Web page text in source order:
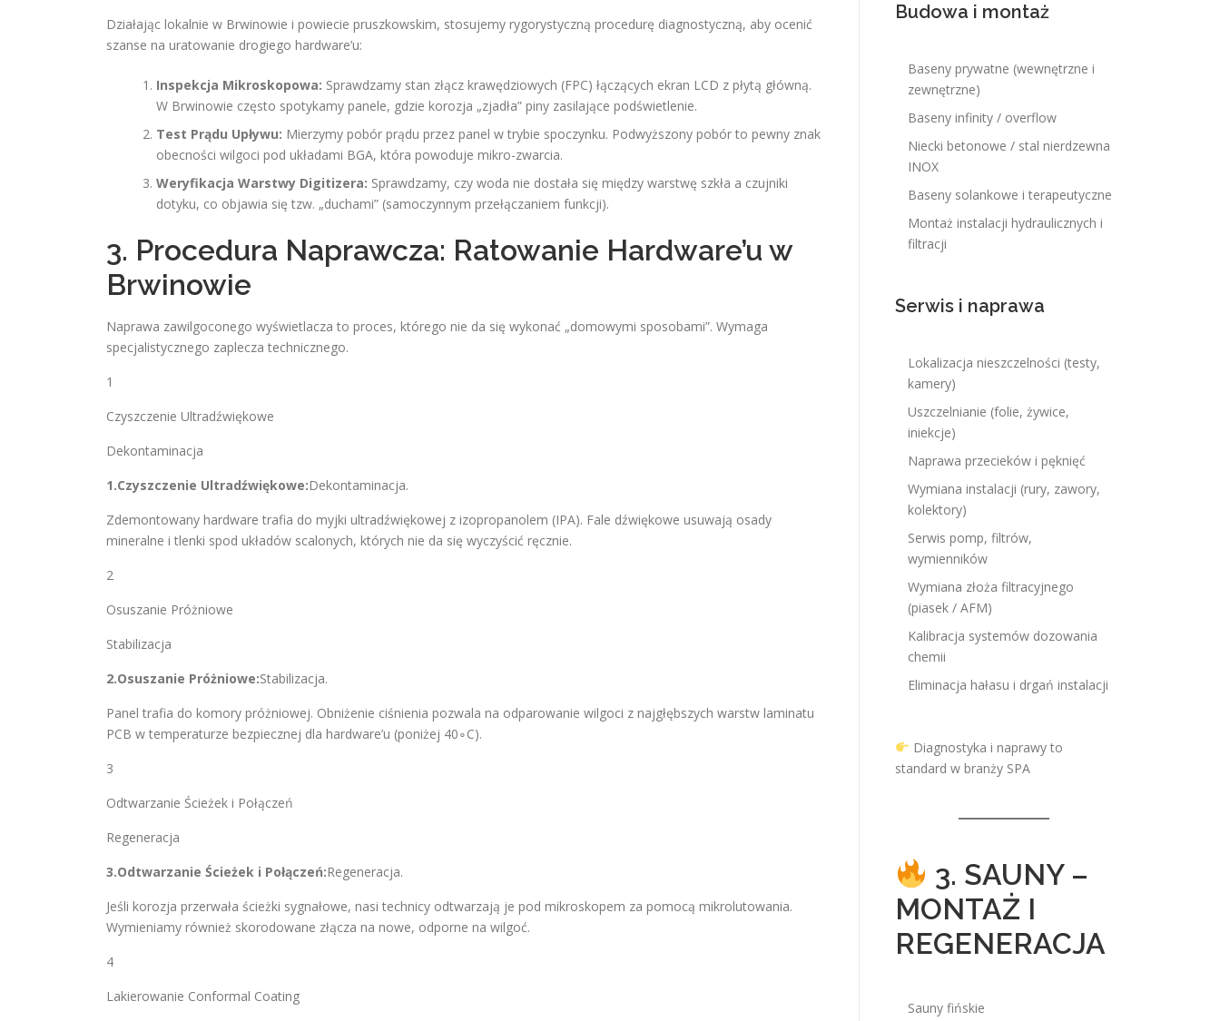
Działając lokalnie w Brwinowie i powiecie pruszkowskim, stosujemy rygorystyczną procedurę diagnostyczną, aby ocenić
szanse na uratowanie drogiego hardware’u:
Inspekcja Mikroskopowa: Sprawdzamy stan złącz krawędziowych (FPC) łączących ekran LCD z płytą główną.
W Brwinowie często spotykamy panele, gdzie korozja „zjadła” piny zasilające podświetlenie.
Test Prądu Upływu: Mierzymy pobór prądu przez panel w trybie spoczynku. Podwyższony pobór to pewny znak
obecności wilgoci pod układami BGA, która powoduje mikro-zwarcia.
Weryfikacja Warstwy Digitizera: Sprawdzamy, czy woda nie dostała się między warstwę szkła a czujniki
dotyku, co objawia się tzw. „duchami” (samoczynnym przełączaniem funkcji).
3. Procedura Naprawcza: Ratowanie Hardware’u w
Brwinowie
Naprawa zawilgoconego wyświetlacza to proces, którego nie da się wykonać „domowymi sposobami”. Wymaga
specjalistycznego zaplecza technicznego.
1
Czyszczenie Ultradźwiękowe
Dekontaminacja
1.Czyszczenie Ultradźwiękowe:Dekontaminacja.
Zdemontowany hardware trafia do myjki ultradźwiękowej z izopropanolem (IPA). Fale dźwiękowe usuwają osady
mineralne i tlenki spod układów scalonych, których nie da się wyczyścić ręcznie.
2
Osuszanie Próżniowe
Stabilizacja
2.Osuszanie Próżniowe:Stabilizacja.
Panel trafia do komory próżniowej. Obniżenie ciśnienia pozwala na odparowanie wilgoci z najgłębszych warstw laminatu
PCB w temperaturze bezpiecznej dla hardware’u (poniżej 40∘C).
3
Odtwarzanie Ścieżek i Połączeń
Regeneracja
3.Odtwarzanie Ścieżek i Połączeń:Regeneracja.
Jeśli korozja przerwała ścieżki sygnałowe, nasi technicy odtwarzają je pod mikroskopem za pomocą mikrolutowania.
Wymieniamy również skorodowane złącza na nowe, odporne na wilgoć.
4
Lakierowanie Conformal Coating
Budowa i montaż
Baseny prywatne (wewnętrzne i
zewnętrzne)
Baseny infinity / overflow
Niecki betonowe / stal nierdzewna
INOX
Baseny solankowe i terapeutyczne
Montaż instalacji hydraulicznych i
filtracji
Serwis i naprawa
Lokalizacja nieszczelności (testy,
kamery)
Uszczelnianie (folie, żywice,
iniekcje)
Naprawa przecieków i pęknięć
Wymiana instalacji (rury, zawory,
kolektory)
Serwis pomp, filtrów,
wymienników
Wymiana złoża filtracyjnego
(piasek / AFM)
Kalibracja systemów dozowania
chemii
Eliminacja hałasu i drgań instalacji
Diagnostyka i naprawy to
standard w branży SPA
3. SAUNY –
MONTAŻ I
REGENERACJA
Sauny fińskie